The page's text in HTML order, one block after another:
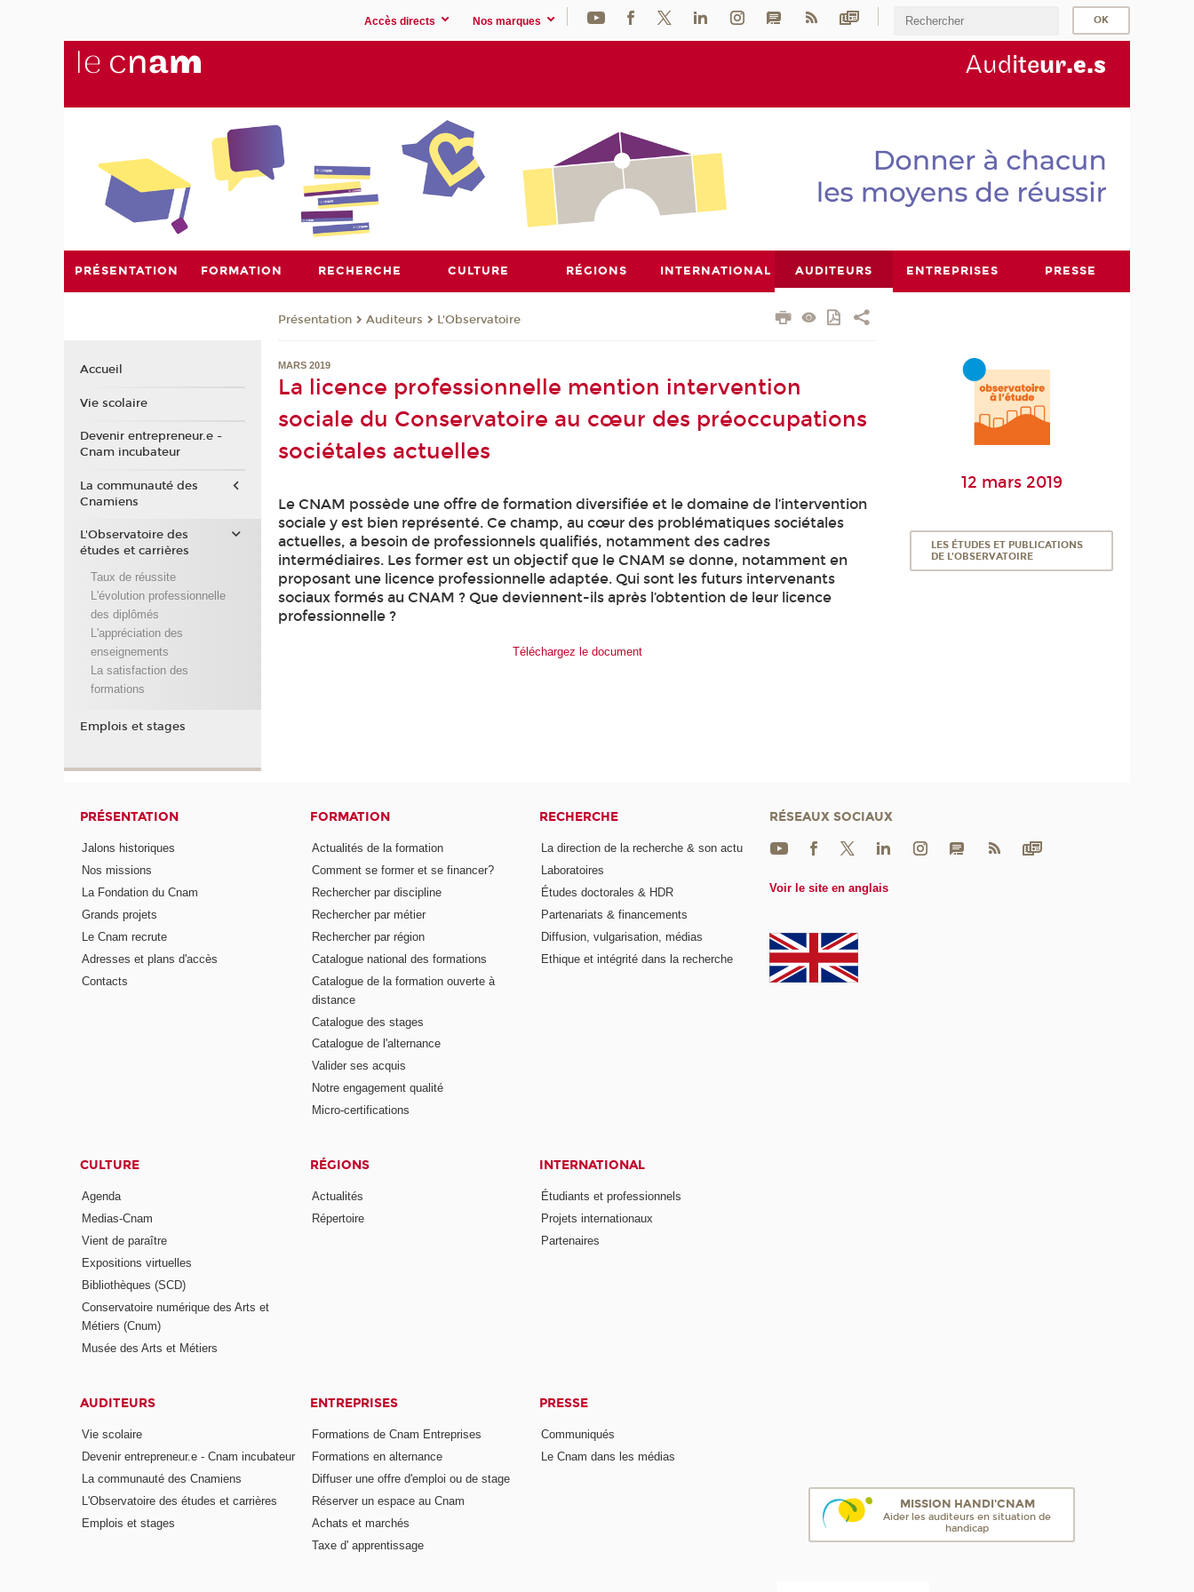
Accès directs Nos marques
Auditeur.e.s
PRÉSENTATION FORMATION RECHERCHE CULTURE RÉGIONS INTERNATIONAL AUDITEURS ENTREPRISES PRESSE
Présentation Auditeurs L'Observatoire
MARS 2019
La licence professionnelle mention intervention
sociale du Conservatoire au cœur des préoccupations
sociétales actuelles
Le CNAM possède une offre de formation diversifiée et le domaine de l’intervention
sociale y est bien représenté. Ce champ, au cœur des problématiques sociétales
actuelles, a besoin de professionnels qualifiés, notamment des cadres
intermédiaires. Les former est un objectif que le CNAM se donne, notamment en
proposant une licence professionnelle adaptée. Qui sont les futurs intervenants
sociaux formés au CNAM ? Que deviennent-ils après l’obtention de leur licence
professionnelle ?
Téléchargez le document
12 mars 2019
LES ÉTUDES ET PUBLICATIONS
DE L'OBSERVATOIRE
Accueil
Vie scolaire
Devenir entrepreneur.e -
Cnam incubateur
La communauté des
Cnamiens
L'Observatoire des
études et carrières
Taux de réussite
L'évolution professionnelle
des diplômés
L'appréciation des
enseignements
La satisfaction des
formations
Emplois et stages
PRÉSENTATION
Jalons historiques
Nos missions
La Fondation du Cnam
Grands projets
Le Cnam recrute
Adresses et plans d'accès
Contacts
FORMATION
Actualités de la formation
Comment se former et se financer?
Rechercher par discipline
Rechercher par métier
Rechercher par région
Catalogue national des formations
Catalogue de la formation ouverte à
distance
Catalogue des stages
Catalogue de l'alternance
Valider ses acquis
Notre engagement qualité
Micro-certifications
RECHERCHE
La direction de la recherche & son actu
Laboratoires
Études doctorales & HDR
Partenariats & financements
Diffusion, vulgarisation, médias
Ethique et intégrité dans la recherche
CULTURE
Agenda
Medias-Cnam
Vient de paraître
Expositions virtuelles
Bibliothèques (SCD)
Conservatoire numérique des Arts et
Métiers (Cnum)
Musée des Arts et Métiers
RÉGIONS
Actualités
Répertoire
INTERNATIONAL
Étudiants et professionnels
Projets internationaux
Partenaires
AUDITEURS
Vie scolaire
Devenir entrepreneur.e - Cnam incubateur
La communauté des Cnamiens
L'Observatoire des études et carrières
Emplois et stages
ENTREPRISES
Formations de Cnam Entreprises
Formations en alternance
Diffuser une offre d'emploi ou de stage
Réserver un espace au Cnam
Achats et marchés
Taxe d' apprentissage
PRESSE
Communiqués
Le Cnam dans les médias
RÉSEAUX SOCIAUX
Voir le site en anglais
MISSION HANDI'CNAM
Aider les auditeurs en situation de
handicap